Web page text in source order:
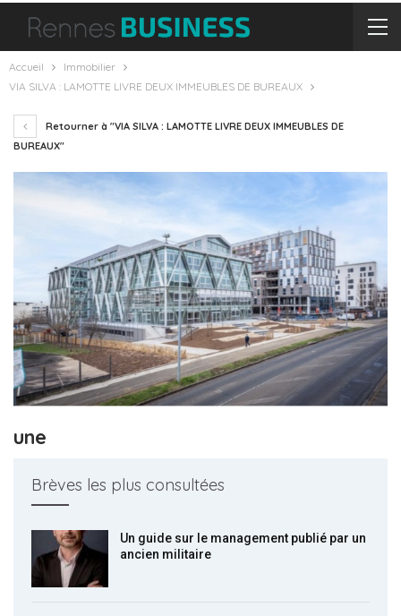
Accueil
Immobilier
VIA SILVA : LAMOTTE LIVRE DEUX IMMEUBLES DE BUREAUX
Retourner à "VIA SILVA : LAMOTTE LIVRE DEUX IMMEUBLES DE
BUREAUX"
une
Brèves les plus consultées
Un guide sur le management publié par un
ancien militaire